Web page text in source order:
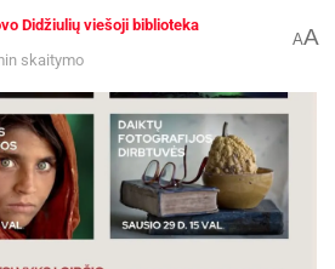
Didžiulių viešoji biblioteka
skaitymo
AA